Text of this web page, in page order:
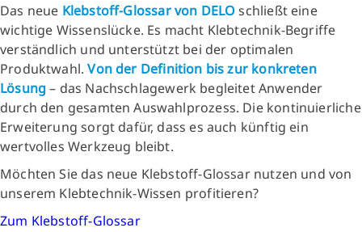
Das neue Klebstoff-Glossar von DELOschließt eine
wichtige Wissenslücke. Es macht Klebtechnik-Begriffe
verständlich und unterstützt bei der optimalen
Produktwahl.Von der Definition bis zur konkreten
Lösung– das Nachschlagewerk begleitet Anwender
durch den gesamten Auswahlprozess. Die kontinuierliche
Erweiterung sorgt dafür, dass es auch künftig ein
wertvolles Werkzeug bleibt.
Möchten Sie das neue Klebstoff-Glossar nutzen und von
unserem Klebtechnik-Wissen profitieren?
Zum Klebstoff-Glossar